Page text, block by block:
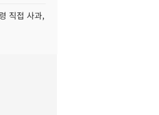
직접 사과,